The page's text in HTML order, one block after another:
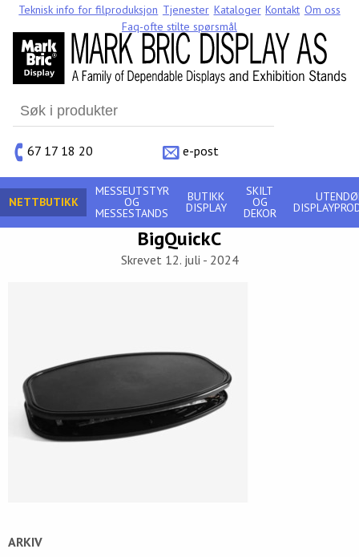
Search
for:
67 17 18 20
e-post
Teknisk info for filproduksjon Tjenester Kataloger Kontakt Om oss
Faq-ofte stilte spørsmål
NETTBUTIKK
MESSEUTSTYR
OG
MESSESTANDS
BUTIKK
DISPLAY
SKILT
OG
DEKOR
BigQuickC
Skrevet 12. juli - 2024
ARKIV